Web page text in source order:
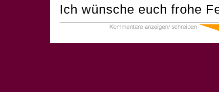
Ich wünsche euch frohe